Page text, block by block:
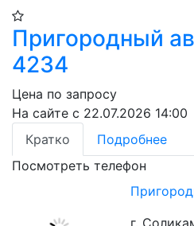
Пригородный
4234
Цена по запросу
На сайте с 22.07.2026 14:00
Кратко
Подробнее
Посмотреть телефон
г.